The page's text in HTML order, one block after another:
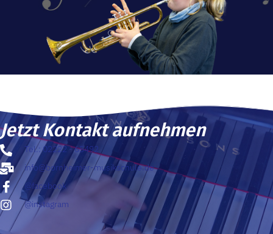
Jetzt Kontakt aufnehmen
Tel.: 02222 - 65492
info@bornheimer-musikschule.de
@facebook
@instagram